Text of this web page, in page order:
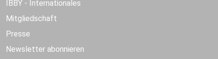
IBBY - Internationales
Mitgliedschaft
Presse
Newsletter abonnieren